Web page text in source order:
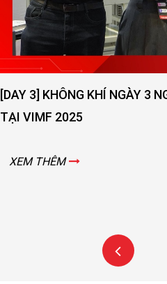
3 NGẬP TRÀN NĂNG LƯỢNG